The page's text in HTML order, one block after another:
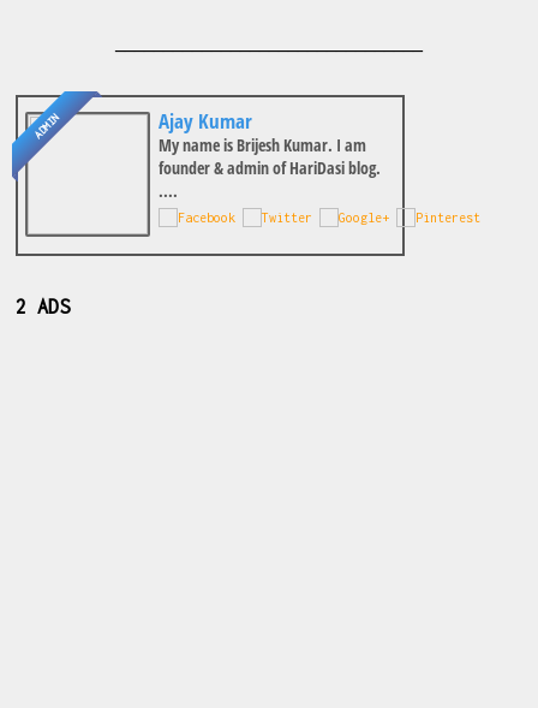
ADMIN Ajay Kumar
My name is Brijesh Kumar. I am
founder & admin of HariDasi blog.
....
2 ADS